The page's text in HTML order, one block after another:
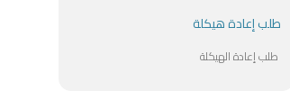
طلب إعادة هيكلة
طلب إعادة الهيكلة